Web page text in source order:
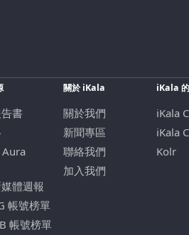
書
體週報
帳號榜單
帳號榜單
關於 iKala
關於我們
新聞專區
聯絡我們
加入我們
iKala
iKala
iKala
Kolr